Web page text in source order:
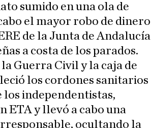
sumido en una ola de
el mayor robo de dinero
de la Junta de Andalucía
a costa de los parados.
Guerra Civil y la caja de
los cordones sanitarios
los independentistas,
ETA y llevó a cabo una
ocultando la